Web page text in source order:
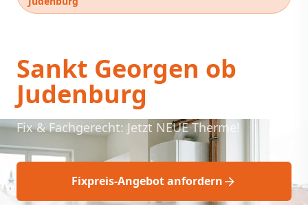
Sankt Georgen ob
Judenburg
Fix & Fachgerecht: Jetzt NEUE Therme!
Fixpreis-Angebot anfordern